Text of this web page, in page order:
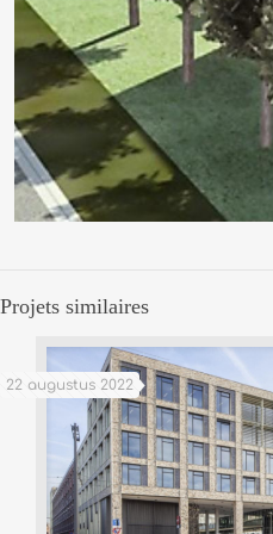
Projets similaires
22 augustus 2022